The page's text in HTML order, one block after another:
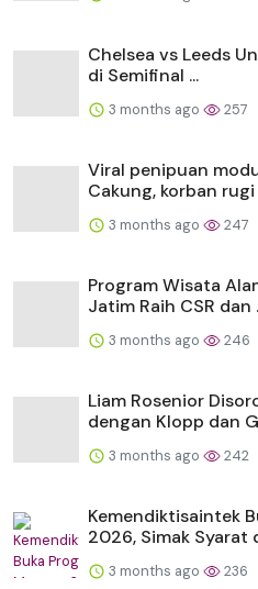
Chelsea vs Leeds
di Semifinal ...
3 months ago 257
Viral penipuan
Cakung, korban rugi
3 months ago 247
Program Wisata
Jatim Raih CSR dan
3 months ago 246
Liam Rosenior
dengan Klopp dan
3 months ago 242
Kemendiktisaintek
2026, Simak Syarat
3 months ago 236